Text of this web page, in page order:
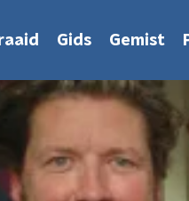
Gids Gemist